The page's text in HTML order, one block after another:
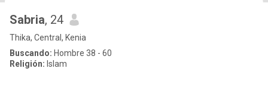
Sabria, 24
Thika, Central, Kenia
Buscando: Hombre 38 - 60
Religión: Islam